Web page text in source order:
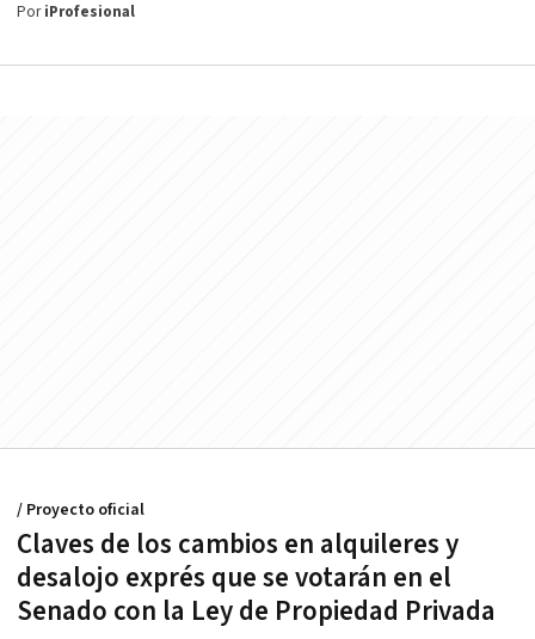
PoriProfesional
Claves de los cambios en alquileres y
desalojo exprés que se votarán en el
Senado con la Ley de Propiedad Privada
/ Proyecto oficial